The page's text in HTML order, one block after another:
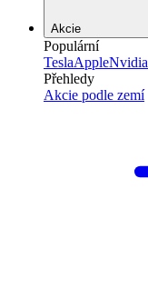
Akcie
Populární
TeslaAppleNvidia
Přehledy
Akcie podle zemí